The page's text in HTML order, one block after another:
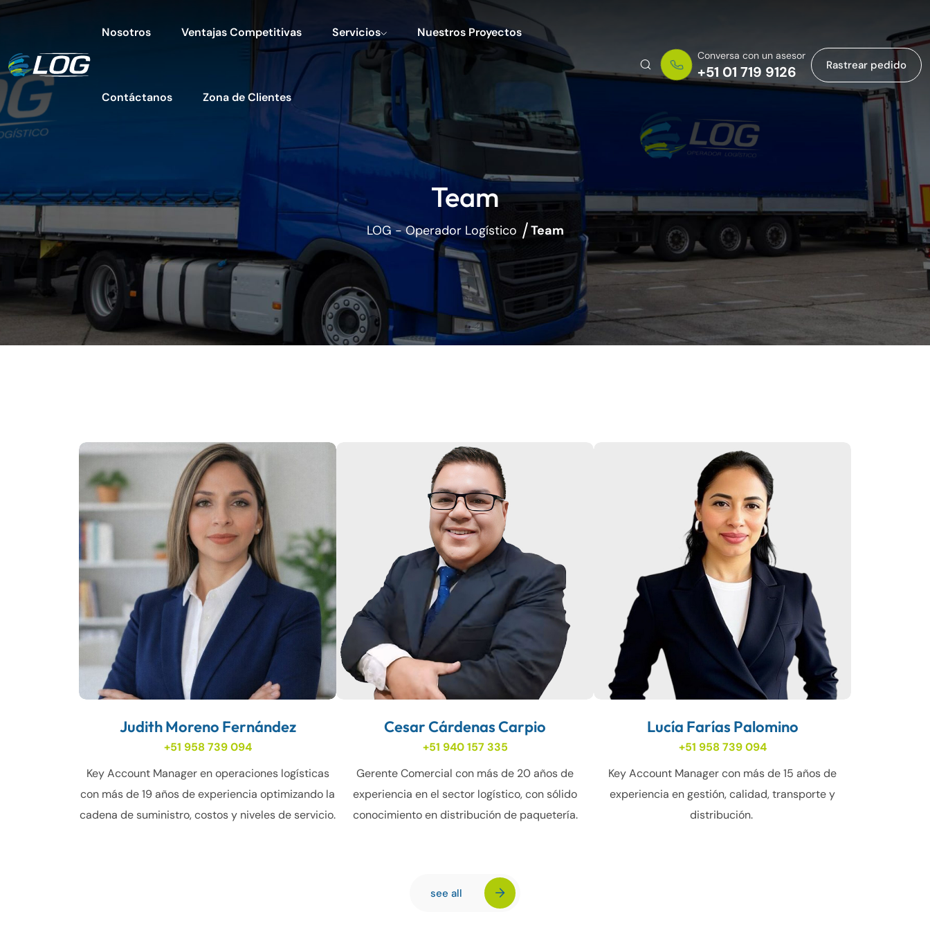
Nosotros Ventajas Competitivas Servicios Nuestros Proyectos
Contáctanos Zona de Clientes
Conversa con un asesor
+51 01 719 9126 Rastrear pedido
Team
LOG - Operador Logístico Team
Judith Moreno Fernández
+51 958 739 094
Key Account Manager en operaciones logísticas
con más de 19 años de experiencia optimizando la
cadena de suministro, costos y niveles de servicio.
Cesar Cárdenas Carpio
+51 940 157 335
Gerente Comercial con más de 20 años de
experiencia en el sector logístico, con sólido
conocimiento en distribución de paquetería.
Lucía Farías Palomino
+51 958 739 094
Key Account Manager con más de 15 años de
experiencia en gestión, calidad, transporte y
distribución.
see all